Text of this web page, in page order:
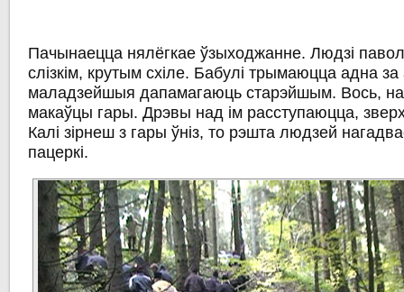
Пачынаецца нялёгкае ўзыходжанне. Людзі
слізкім, крутым схіле. Бабулі трымаюцца адна за
маладзейшыя дапамагаюць старэйшым. Вось,
макаўцы гары. Дрэвы над ім расступаюцца,
Калі зірнеш з гары ўніз, то рэшта людзей
пацеркі.